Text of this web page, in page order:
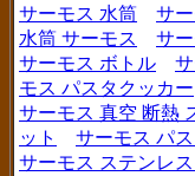
サーモス 水筒
サ
水筒 サーモス
サ
サーモス ボトル
モス パスタクッカー
サーモス 真空 断熱
ット
サーモス パ
サーモス ステンレ